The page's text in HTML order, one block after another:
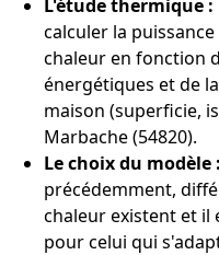
L'étude thermique :
calculer la
chaleur en fonction
énergétiques et de
maison (superficie,
Marbache (54820).
Le choix du modèle :
précédemment,
chaleur existent et
pour celui qui